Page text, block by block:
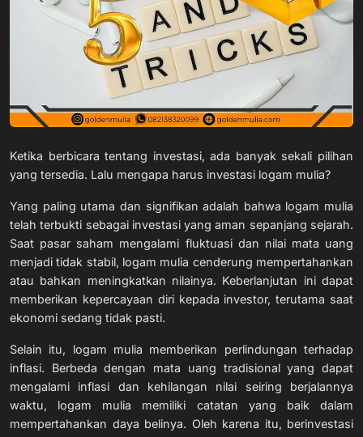
Ketika berbicara tentang investasi, ada banyak sekali pilihan
yang tersedia. Lalu mengapa harus investasi logam mulia?
Yang paling utama dan signifikan adalah bahwa logam mulia
telah terbukti sebagai investasi yang aman sepanjang sejarah.
Saat pasar saham mengalami fluktuasi dan nilai mata uang
menjadi tidak stabil, logam mulia cenderung mempertahankan
atau bahkan meningkatkan nilainya. Keberlanjutan ini dapat
memberikan kepercayaan diri kepada investor, terutama saat
ekonomi sedang tidak pasti.
Selain itu, logam mulia memberikan perlindungan terhadap
inflasi. Berbeda dengan mata uang tradisional yang dapat
mengalami inflasi dan kehilangan nilai seiring berjalannya
waktu, logam mulia memiliki catatan yang baik dalam
mempertahankan daya belinya. Oleh karena itu, berinvestasi